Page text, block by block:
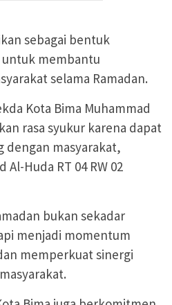
sebagai bentuk
membantu
selama Ramadan.
Kota Bima Muhammad
rasa syukur karena dapat
dengan masyarakat,
Al-Huda RT 04 RW 02
bukan sekadar
menjadi momentum
memperkuat sinergi